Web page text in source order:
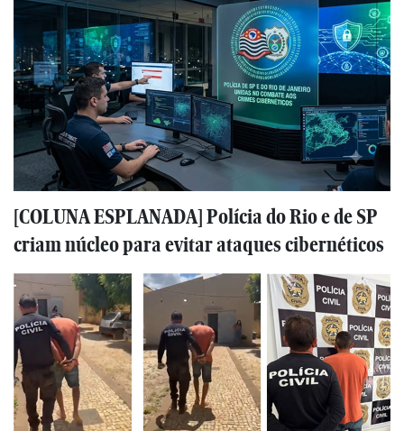
[COLUNA ESPLANADA] Polícia do Rio e de SP
criam núcleo para evitar ataques cibernéticos